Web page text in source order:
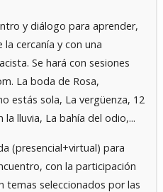
y diálogo para aprender,
cercanía y con una
Se hará con sesiones
La boda de Rosa,
estás sola, La vergüenza, 12
lluvia, La bahía del odio,...
(presencial+virtual) para
con la participación
temas seleccionados por las